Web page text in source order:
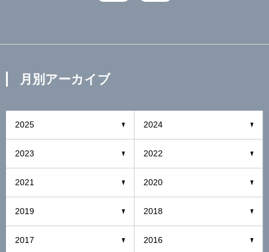
月別アーカイブ
2025 2024
2023 2022
2021 2020
2019 2018
2017 2016